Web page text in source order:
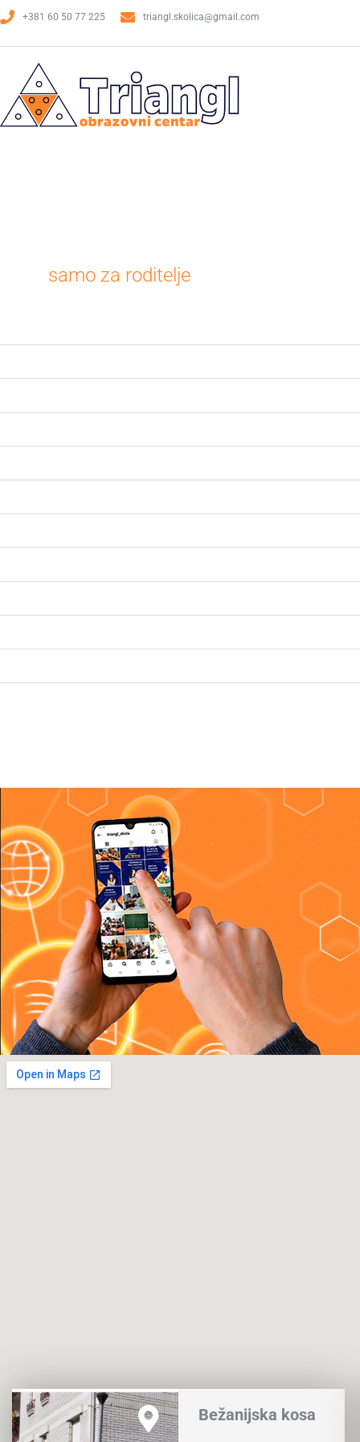
Пређи
на
садржај
+381 60 50 77 225 triangl.skolica@gmail.com
samo za roditelje
Bežanijska kosa